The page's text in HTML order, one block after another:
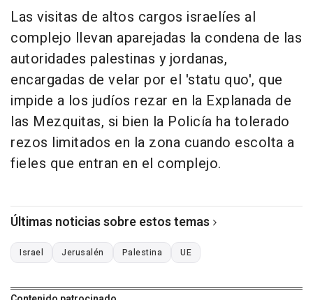
Las visitas de altos cargos israelíes al
complejo llevan aparejadas la condena de las
autoridades palestinas y jordanas,
encargadas de velar por el 'statu quo', que
impide a los judíos rezar en la Explanada de
las Mezquitas, si bien la Policía ha tolerado
rezos limitados en la zona cuando escolta a
fieles que entran en el complejo.
Últimas noticias sobre estos temas
Israel Jerusalén Palestina UE